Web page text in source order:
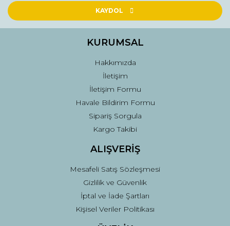
Bu ürüne benzer farklı alternatifler olmalı.
Gönder
KAYDOL
KURUMSAL
Hakkımızda
İletişim
İletişim Formu
Havale Bildirim Formu
Sipariş Sorgula
Kargo Takibi
ALIŞVERİŞ
Mesafeli Satış Sözleşmesi
Gizlilik ve Güvenlik
İptal ve İade Şartları
Kişisel Veriler Politikası